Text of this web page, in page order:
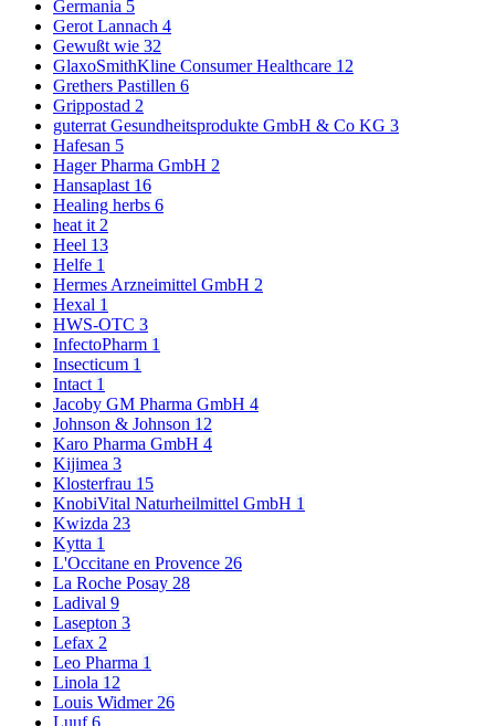
Germania 5
Gerot Lannach 4
Gewußt wie 32
GlaxoSmithKline Consumer Healthcare 12
Grethers Pastillen 6
Grippostad 2
guterrat Gesundheitsprodukte GmbH & Co KG 3
Hafesan 5
Hager Pharma GmbH 2
Hansaplast 16
Healing herbs 6
heat it 2
Heel 13
Helfe 1
Hermes Arzneimittel GmbH 2
Hexal 1
HWS-OTC 3
InfectoPharm 1
Insecticum 1
Intact 1
Jacoby GM Pharma GmbH 4
Johnson & Johnson 12
Karo Pharma GmbH 4
Kijimea 3
Klosterfrau 15
KnobiVital Naturheilmittel GmbH 1
Kwizda 23
Kytta 1
L'Occitane en Provence 26
La Roche Posay 28
Ladival 9
Lasepton 3
Lefax 2
Leo Pharma 1
Linola 12
Louis Widmer 26
Luuf6